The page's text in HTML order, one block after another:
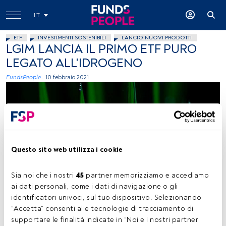
Questo sito web utilizza i cookie
Sia noi che i nostri 45 partner memorizziamo e accediamo
ai dati personali, come i dati di navigazione o gli
identificatori univoci, sul tuo dispositivo. Selezionando
“Accetta” consenti alle tecnologie di tracciamento di
supportare le finalità indicate in “Noi e i nostri partner
IT
ETF INVESTIMENTI SOSTENIBILI LANCIO NUOVI PRODOTTI
LGIM LANCIA IL PRIMO ETF PURO
LEGATO ALL'IDROGENO
FundsPeople . 10 febbraio 2021
Tempo di lettura:2 min.